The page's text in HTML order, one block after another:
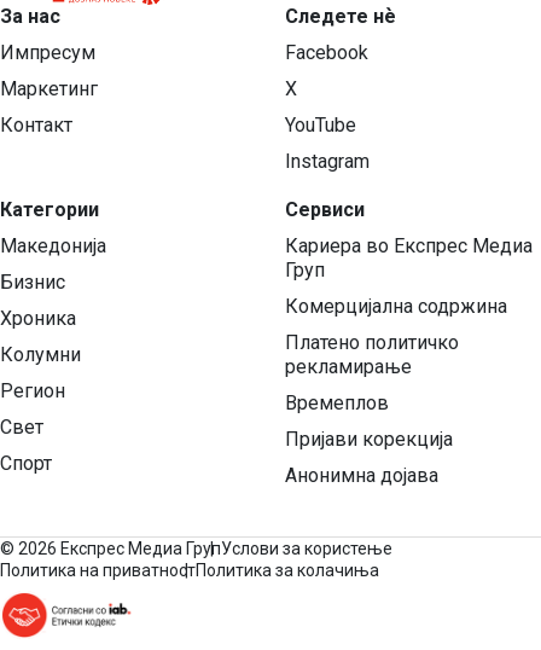
За нас
Импресум
Маркетинг
Контакт
Категории
Македонија
Бизнис
Хроника
Колумни
Регион
Свет
Спорт
Следете нѐ
Facebook
X
YouTube
Instagram
Сервиси
Кариера во Експрес Медиа
Груп
Комерцијална содржина
Платено политичко
рекламирање
Времеплов
Пријави корекција
Анонимна дојава
© 2026 Експрес Медиа ГрупУслови за користење
Политика на приватностПолитика за колачиња